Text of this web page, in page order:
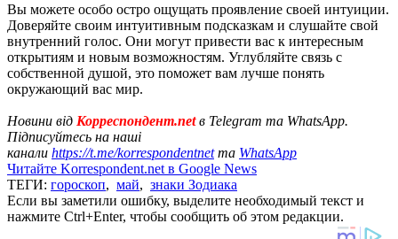
Вы можете особо остро ощущать проявление своей интуиции.
Доверяйте своим интуитивным подсказкам и слушайте свой
внутренний голос. Они могут привести вас к интересным
открытиям и новым возможностям. Углубляйте связь с
собственной душой, это поможет вам лучше понять
окружающий вас мир.
Новини від Корреспондент.netв Telegram та WhatsApp.
Підписуйтесь на наші
канали https://t.me/korrespondentnetта WhatsApp
Читайте Korrespondent.net в Google News
ТЕГИ: гороскоп, май, знаки Зодиака
Если вы заметили ошибку, выделите необходимый текст и
нажмите Ctrl+Enter, чтобы сообщить об этом редакции.